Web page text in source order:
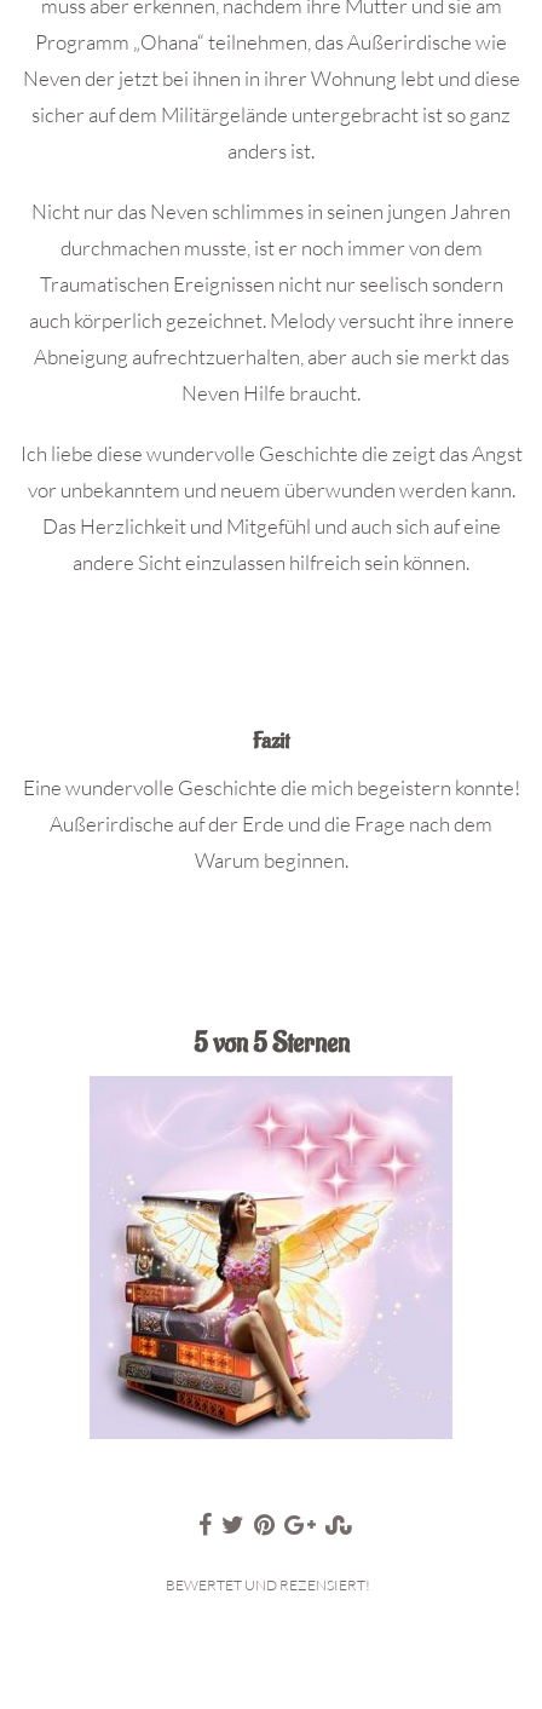
Programm „Ohana“ teilnehmen, das Außerirdische wie
Neven der jetzt bei ihnen in ihrer Wohnung lebt und diese
sicher auf dem Militärgelände untergebracht ist so ganz
anders ist.
Nicht nur das Neven schlimmes in seinen jungen Jahren
durchmachen musste, ist er noch immer von dem
Traumatischen Ereignissen nicht nur seelisch sondern
auch körperlich gezeichnet. Melody versucht ihre innere
Abneigung aufrechtzuerhalten, aber auch sie merkt das
Neven Hilfe braucht.
Ich liebe diese wundervolle Geschichte die zeigt das Angst
vor unbekanntem und neuem überwunden werden kann.
Das Herzlichkeit und Mitgefühl und auch sich auf eine
andere Sicht einzulassen hilfreich sein können.
Fazit
Eine wundervolle Geschichte die mich begeistern konnte!
Außerirdische auf der Erde und die Frage nach dem
Warum beginnen.
5 von 5 Sternen
BEWERTET UND REZENSIERT!